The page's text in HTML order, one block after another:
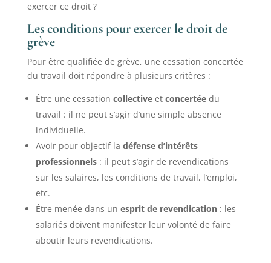
exercer ce droit ?
Les conditions pour exercer le droit de
grève
Pour être qualifiée de grève, une cessation concertée
du travail doit répondre à plusieurs critères :
Être une cessation collectiveet concertéedu
travail : il ne peut s’agir d’une simple absence
individuelle.
Avoir pour objectif la défense d’intérêts
professionnels: il peut s’agir de revendications
sur les salaires, les conditions de travail, l’emploi,
etc.
Être menée dans un esprit de revendication: les
salariés doivent manifester leur volonté de faire
aboutir leurs revendications.